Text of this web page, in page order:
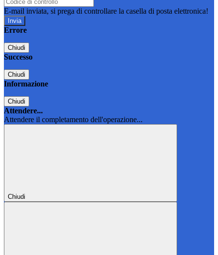
E-mail inviata, si prega di controllare la casella di posta elettronica!
Errore
Chiudi
Successo
Chiudi
Informazione
Chiudi
Attendere...
Attendere il completamento dell'operazione...
Chiudi